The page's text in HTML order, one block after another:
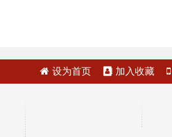
设为首页 加入收藏